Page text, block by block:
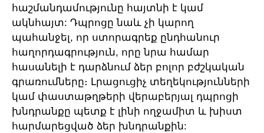
հաշմանդամությունը հայտնի է կամ
ակնհայտ: Դպրոցը նաև չի կարող
պահանջել, որ ստորագրեք ընդհանուր
հաղորդագրություն, որը նրա համար
հասանելի է դարձնում ձեր բոլոր բժշկական
գրառումները։ Լրացուցիչ տեղեկությունների
կամ փաստաթղթերի վերաբերյալ դպրոցի
խնդրանքը պետք է լինի ողջամիտ և խիստ
հարմարեցված ձեր խնդրանքին: